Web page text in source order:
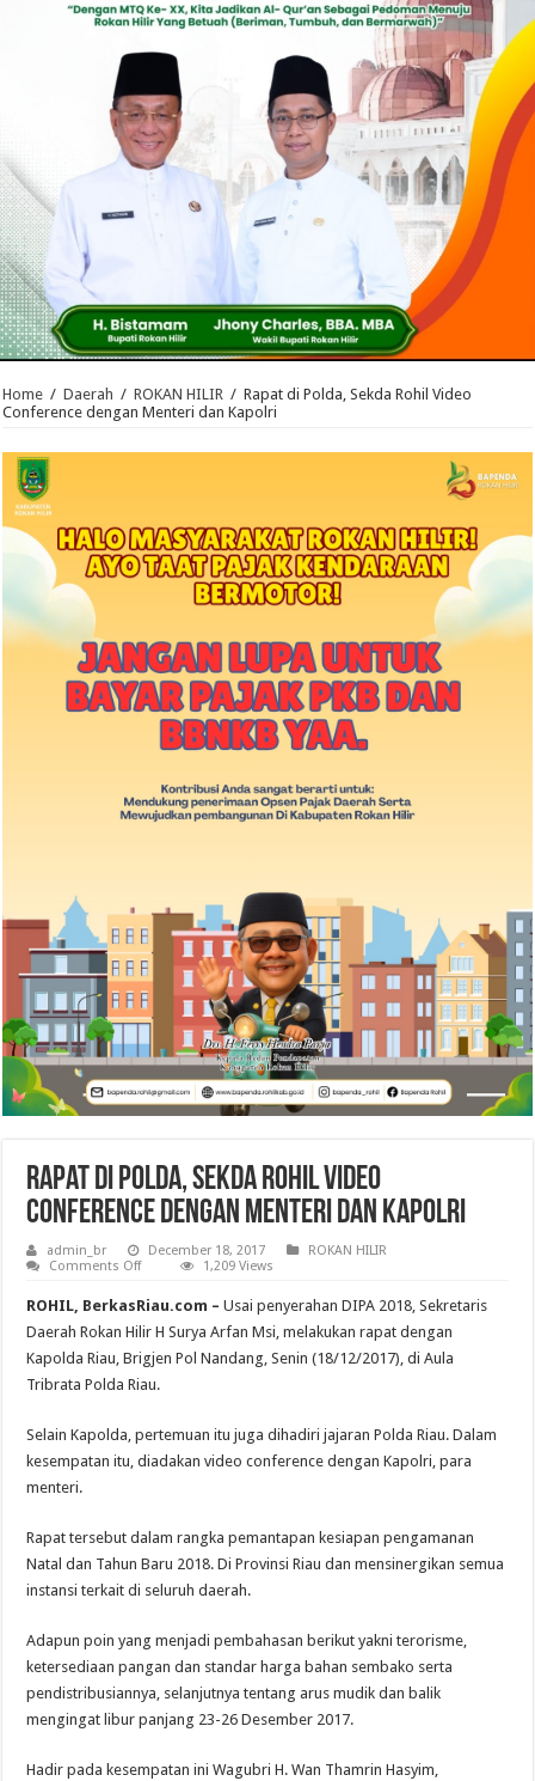
Home / Daerah / ROKAN HILIR / Rapat di Polda, Sekda Rohil Video
Conference dengan Menteri dan Kapolri
Rapat di Polda, Sekda Rohil Video
Conference dengan Menteri dan Kapolri
admin_br December 18, 2017
ROKAN HILIR
Comments Offon
di
Polda,
Sekda
Rohil
Video
dengan
Kapolri
1,209 Views
ROHIL, BerkasRiau.com – Usai penyerahan DIPA 2018, Sekretaris
Daerah Rokan Hilir H Surya Arfan Msi, melakukan rapat dengan
Kapolda Riau, Brigjen Pol Nandang, Senin (18/12/2017), di Aula
Tribrata Polda Riau.
Selain Kapolda, pertemuan itu juga dihadiri jajaran Polda Riau. Dalam
kesempatan itu, diadakan video conference dengan Kapolri, para
menteri.
Rapat tersebut dalam rangka pemantapan kesiapan pengamanan
Natal dan Tahun Baru 2018. Di Provinsi Riau dan mensinergikan semua
instansi terkait di seluruh daerah.
Adapun poin yang menjadi pembahasan berikut yakni terorisme,
ketersediaan pangan dan standar harga bahan sembako serta
pendistribusiannya, selanjutnya tentang arus mudik dan balik
mengingat libur panjang 23-26 Desember 2017.
Hadir pada kesempatan ini Wagubri H. Wan Thamrin Hasyim,